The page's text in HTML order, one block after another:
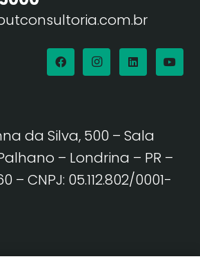
da Silva, 500 – Sala
– Londrina – PR –
– CNPJ: 05.112.802/0001-